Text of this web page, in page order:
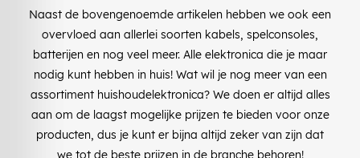
Naast de bovengenoemde artikelen hebben we ook een
overvloed aan allerlei soorten kabels, spelconsoles,
batterijen en nog veel meer. Alle elektronica die je maar
nodig kunt hebben in huis! Wat wil je nog meer van een
assortiment huishoudelektronica? We doen er altijd alles
aan om de laagst mogelijke prijzen te bieden voor onze
producten, dus je kunt er bijna altijd zeker van zijn dat
we tot de beste prijzen in de branche behoren!